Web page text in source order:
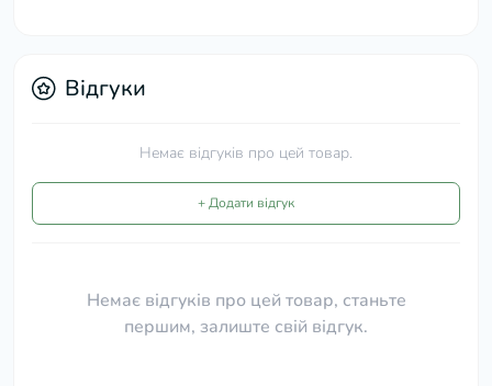
Відгуки
Немає відгуків про цей товар.
+ Додати відгук
Немає відгуків про цей товар, станьте
першим, залиште свій відгук.